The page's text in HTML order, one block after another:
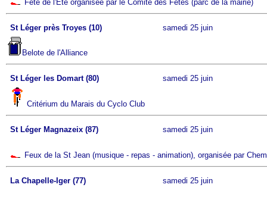
Fête de l'Eté organisée par le Comité des Fêtes (parc de la mairie)
St Léger près Troyes (10) samedi 25 juin
Belote de l'Alliance
St Léger les Domart (80) samedi 25 juin
Critérium du Marais du Cyclo Club
St Léger Magnazeix (87) samedi 25 juin
Feux de la St Jean (musique - repas - animation), organisée par
La Chapelle-Iger (77) samedi 25 juin